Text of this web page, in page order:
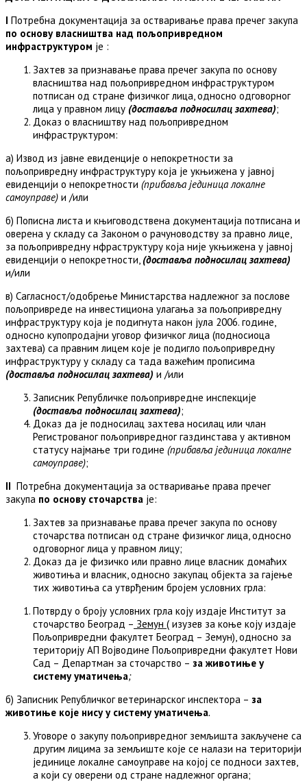
I Потребна документација за остваривање права пречег закупа
по основу власништва над пољопривредном
инфраструктуром je :
Захтев за признавање права пречег закупа по основу
власништва над пољопривредном инфраструктуром
потписан од стране физичког лица, односно одговорног
лица у правном лицу (доставља подносилац захтева);
Доказ о власништву над пољопривредном
инфраструктуром:
а) Извод из јавне евиденције о непокретности за
пољопривредну инфраструктуру која је укњижена у јавној
евиденцији о непокретности (прибавља јединица локалне
самоуправе) и /или
б) Пописна листа и књиговодствена документација потписана и
оверена у складу са Законом о рачуноводству за правно лице,
за пољопривредну нфраструктуру која није укњижена у јавној
евиденцији о непокретности, (доставља подносилац захтева)
и/или
в) Сагласност/одобрење Министарства надлежног за послове
пољопривреде на инвестициона улагања за пољопривредну
инфраструктуру која је подигнута након јула 2006. године,
односно купопродајни уговор физичког лица (подносиоца
захтева) са правним лицем које је подигло пољопривредну
инфраструктуру у складу са тада важећим прописима
(доставља подносилац захтева) и /или
Записник Републичке пољопривредне инспекције
(доставља подносилац захтева);
Доказ да је подносилац захтева носилац или члан
Регистрованог пољопривредног газдинстава у активном
статусу најмање три године (прибавља јединица локалне
самоуправе);
II Потребна документација за остваривање права пречег
закупа по основу сточарства je:
Захтев за признавање права пречег закупа по основу
сточарства потписан од стране физичког лица, односно
одговорног лица у правном лицу;
Доказ да је физичко или правно лице власник домаћих
животиња и власник, односно закупац објекта за гајење
тих животиња са утврђеним бројем условних грла:
Потврду о броју условних грла коју издаје Институт за
сточарство Београд – Земун ( изузев за коње коју издаје
Пољопривредни факултет Београд – Земун), односно за
територију АП Војводине Пољопривредни факултет Нови
Сад – Департман за сточарство – за животиње у
систему уматичења;
б) Записник Републичког ветеринарског инспектора – за
животиње које нису у систему уматичења.
Уговоре о закупу пољопривредног земљишта закључене са
другим лицима за земљиште које се налази на територији
јединице локалне самоуправе на којој се подноси захтев,
а који су оверени од стране надлежног органа;